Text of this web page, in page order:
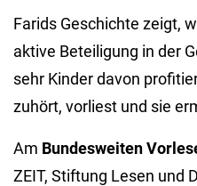
Farids Geschichte zeigt,
aktive Beteiligung in der
sehr Kinder davon
zuhört, vorliest und sie
Am Bundesweiten
ZEIT, Stiftung Lesen und